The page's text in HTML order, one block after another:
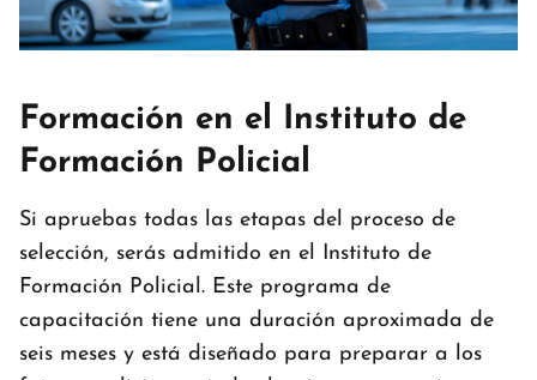
Formación en el Instituto de
Formación Policial
Si apruebas todas las etapas del proceso de
selección, serás admitido en el Instituto de
Formación Policial. Este programa de
capacitación tiene una duración aproximada de
seis meses y está diseñado para preparar a los